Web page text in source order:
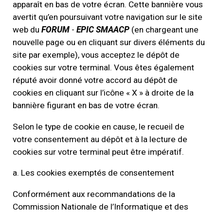
apparaît en bas de votre écran. Cette bannière vous
avertit qu’en poursuivant votre navigation sur le site
web duFORUM -EPIC SMAACP (en chargeant une
nouvelle page ou en cliquant sur divers éléments du
site par exemple), vous acceptez le dépôt de
cookies sur votre terminal. Vous êtes également
réputé avoir donné votre accord au dépôt de
cookies en cliquant sur l’icône « X » à droite de la
bannière figurant en bas de votre écran.
Selon le type de cookie en cause, le recueil de
votre consentement au dépôt et à la lecture de
cookies sur votre terminal peut être impératif.
a. Les cookies exemptés de consentement
Conformément aux recommandations de la
Commission Nationale de l’Informatique et des